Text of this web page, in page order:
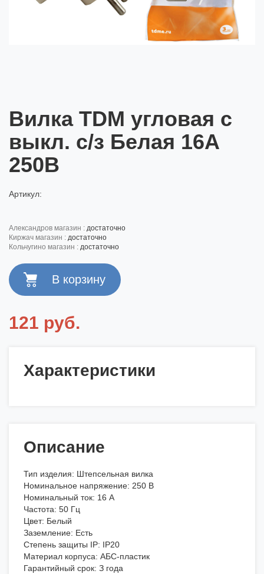
Вилка TDM угловая с
выкл. с/з Белая 16А
250В
Артикул:
александров магазин : достаточно
киржач магазин : достаточно
кольчугино магазин : достаточно
121 руб.
Характеристики
Описание
Тип изделия: Штепсельная вилка
Номинальное напряжение: 250 В
Номинальный ток: 16 А
Частота: 50 Гц
Цвет: Белый
Заземление: Есть
Степень защиты IP: IP20
Материал корпуса: АБС-пластик
Гарантийный срок: З года